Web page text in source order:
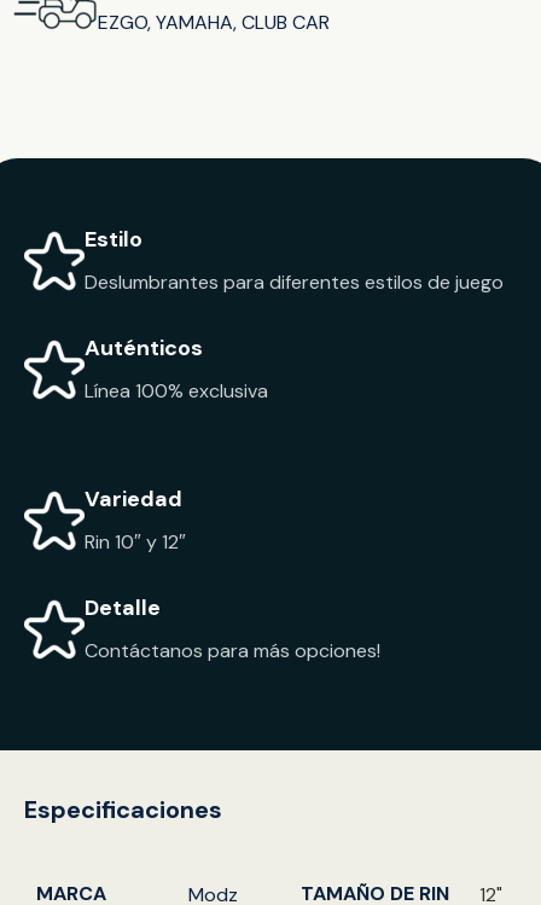
EZGO, YAMAHA, CLUB CAR
Estilo
Deslumbrantes para diferentes estilos de juego
Auténticos
Línea 100% exclusiva
Variedad
Rin 10″ y 12″
Detalle
Contáctanos para más opciones!
Especificaciones
MARCA Modz TAMAÑO DE RIN 12"